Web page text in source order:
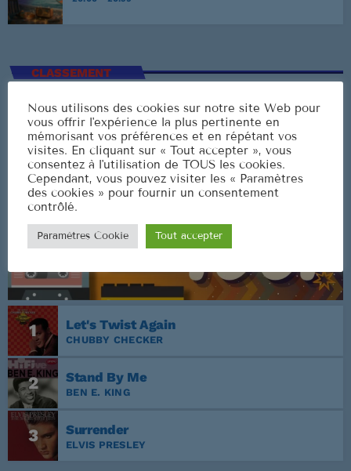
CLASSEMENT
1 Let's Twist Again
CHUBBY CHECKER
2 Stand By Me
BEN E. KING
3 Surrender
ELVIS PRESLEY
Nous utilisons des cookies sur notre site Web pour
vous offrir l'expérience la plus pertinente en
mémorisant vos préférences et en répétant vos
visites. En cliquant sur « Tout accepter », vous
consentez à l'utilisation de TOUS les cookies.
Cependant, vous pouvez visiter les « Paramètres
des cookies » pour fournir un consentement
contrôlé.
Paramètres Cookie Tout accepter